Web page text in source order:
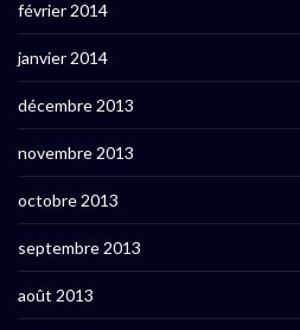
février 2014
janvier 2014
décembre 2013
novembre 2013
octobre 2013
septembre 2013
août 2013